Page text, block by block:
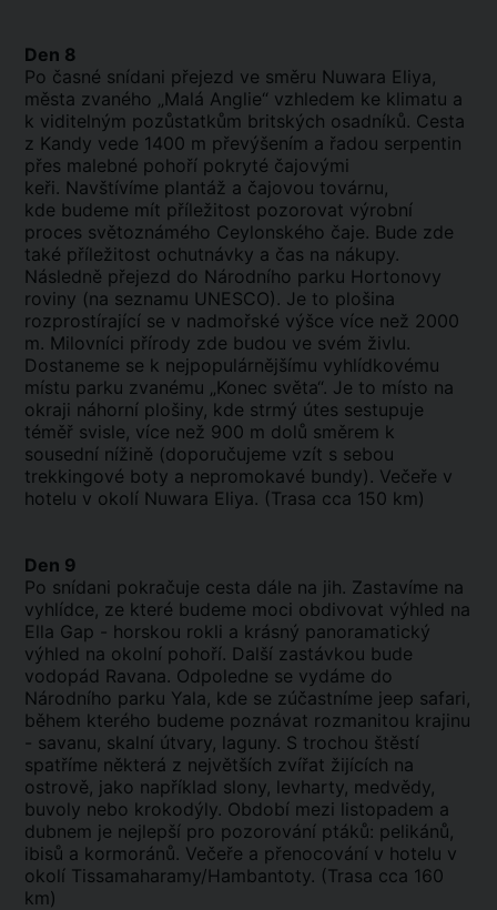
Den 8
Po časné snídani přejezd ve směru Nuwara Eliya,
města zvaného „Malá Anglie“ vzhledem ke klimatu a
k viditelným pozůstatkům britských osadníků. Cesta
z Kandy vede 1400 m převýšením a řadou serpentin
přes malebné pohoří pokryté čajovými
keři. Navštívíme plantáž a čajovou továrnu,
kde budeme mít příležitost pozorovat výrobní
proces světoznámého Ceylonského čaje. Bude zde
také příležitost ochutnávky a čas na nákupy.
Následně přejezd do Národního parku Hortonovy
roviny (na seznamu UNESCO). Je to plošina
rozprostírající se v nadmořské výšce více než 2000
m. Milovníci přírody zde budou ve svém živlu.
Dostaneme se k nejpopulárnějšímu vyhlídkovému
místu parku zvanému „Konec světa“. Je to místo na
okraji náhorní plošiny, kde strmý útes sestupuje
téměř svisle, více než 900 m dolů směrem k
sousední nížině (doporučujeme vzít s sebou
trekkingové boty a nepromokavé bundy). Večeře v
hotelu v okolí Nuwara Eliya. (Trasa cca 150 km)
Den 9
Po snídani pokračuje cesta dále na jih. Zastavíme na
vyhlídce, ze které budeme moci obdivovat výhled na
Ella Gap - horskou rokli a krásný panoramatický
výhled na okolní pohoří. Další zastávkou bude
vodopád Ravana. Odpoledne se vydáme do
Národního parku Yala, kde se zúčastníme jeep safari,
během kterého budeme poznávat rozmanitou krajinu
- savanu, skalní útvary, laguny. S trochou štěstí
spatříme některá z největších zvířat žijících na
ostrově, jako například slony, levharty, medvědy,
buvoly nebo krokodýly. Období mezi listopadem a
dubnem je nejlepší pro pozorování ptáků: pelikánů,
ibisů a kormoránů. Večeře a přenocování v hotelu v
okolí Tissamaharamy/Hambantoty. (Trasa cca 160
km)